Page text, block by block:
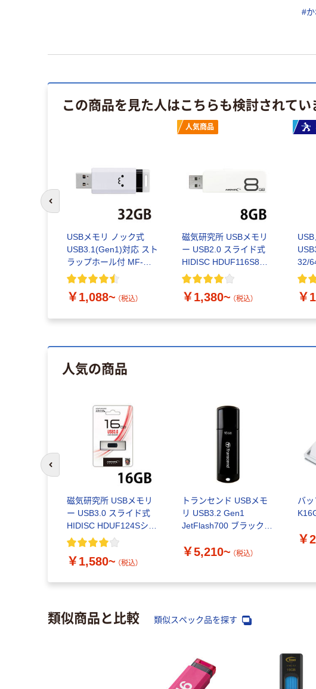
#
この商品を見た人はこちらも検討されてい
USBメモリ ノック式
USB3.1(Gen1)対応 スト
ラップホール付 MF-
PKU3シリーズ エレコム
￥1,088~ （税込）
人気商品
磁気研究所 USBメモリ
ー USB2.0 スライド式
HIDISC HDUF116S8G2
シリーズ 8GB
￥1,380~ （税込）
USB
32/
シ
￥
前のスライドへ
人気の商品
磁気研究所 USBメモリ
ー USB3.0 スライド式
HIDISC HDUF124Sシリ
ーズ
￥1,580~ （税込）
トランセンド USBメモ
リ USB3.2 Gen1
JetFlash700 ブラック
￥5,210~ （税込）
バ
￥
類似商品と比較 類似スペック品を探す